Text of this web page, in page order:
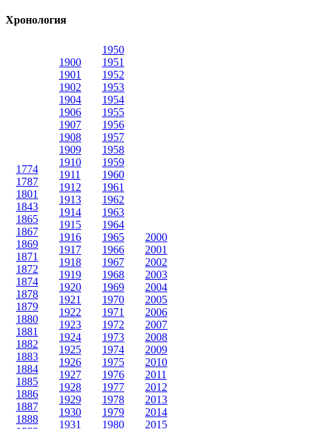
Хронология
1774
1787
1801
1843
1865
1867
1869
1871
1872
1874
1878
1879
1880
1881
1882
1883
1884
1885
1886
1887
1888
1900
1901
1902
1904
1906
1907
1908
1909
1910
1911
1912
1913
1914
1915
1916
1917
1918
1919
1920
1921
1922
1923
1924
1925
1926
1927
1928
1929
1930
1931
1950
1951
1952
1953
1954
1955
1956
1957
1958
1959
1960
1961
1962
1963
1964
1965
1966
1967
1968
1969
1970
1971
1972
1973
1974
1975
1976
1977
1978
1979
1980
2000
2001
2002
2003
2004
2005
2006
2007
2008
2009
2010
2011
2012
2013
2014
2015